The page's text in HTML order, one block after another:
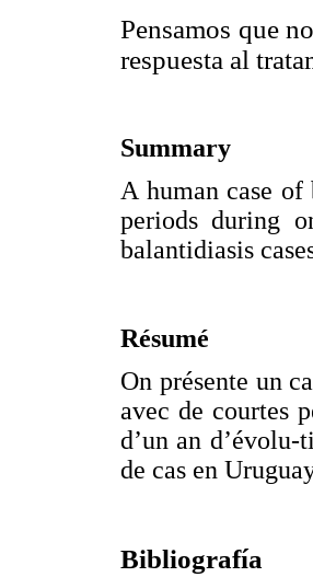
Pensamos que
respuesta al
Summary
A human case of
periods during
balantidiasis
Résumé
On présente un
avec de courtes
d’un an
de cas en
Bibliografía